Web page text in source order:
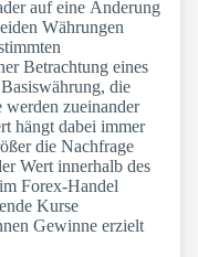
auf eine Änderung
Währungen
Betrachtung eines
die
zueinander
hängt dabei immer
die Nachfrage
Wert innerhalb des
Forex-Handel
Kurse
Gewinne erzielt